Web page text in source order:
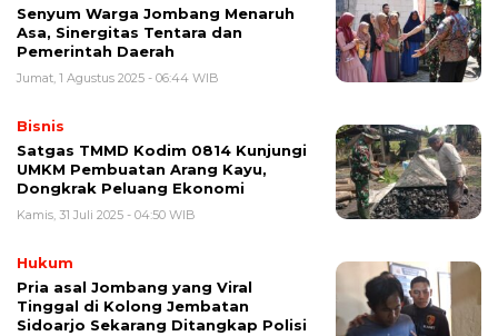
Senyum Warga Jombang Menaruh
Asa, Sinergitas Tentara dan
Pemerintah Daerah
Jumat, 1 Agustus 2025 - 06:44 WIB
Bisnis
Satgas TMMD Kodim 0814 Kunjungi
UMKM Pembuatan Arang Kayu,
Dongkrak Peluang Ekonomi
Kamis, 31 Juli 2025 - 04:50 WIB
Hukum
Pria asal Jombang yang Viral
Tinggal di Kolong Jembatan
Sidoarjo Sekarang Ditangkap Polisi